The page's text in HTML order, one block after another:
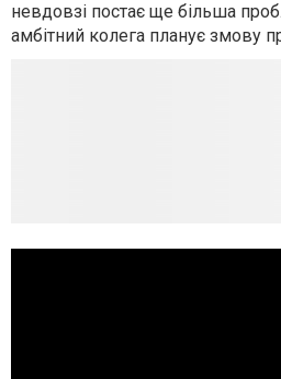
невдовзі постає ще більша
амбітний колега планує змову